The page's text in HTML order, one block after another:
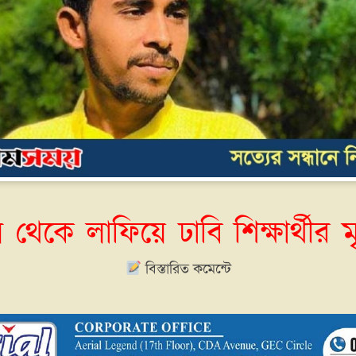
লাফিয়ে ঢাবি শিক্ষার্থীর
বিস্তারিত কমেন্টে